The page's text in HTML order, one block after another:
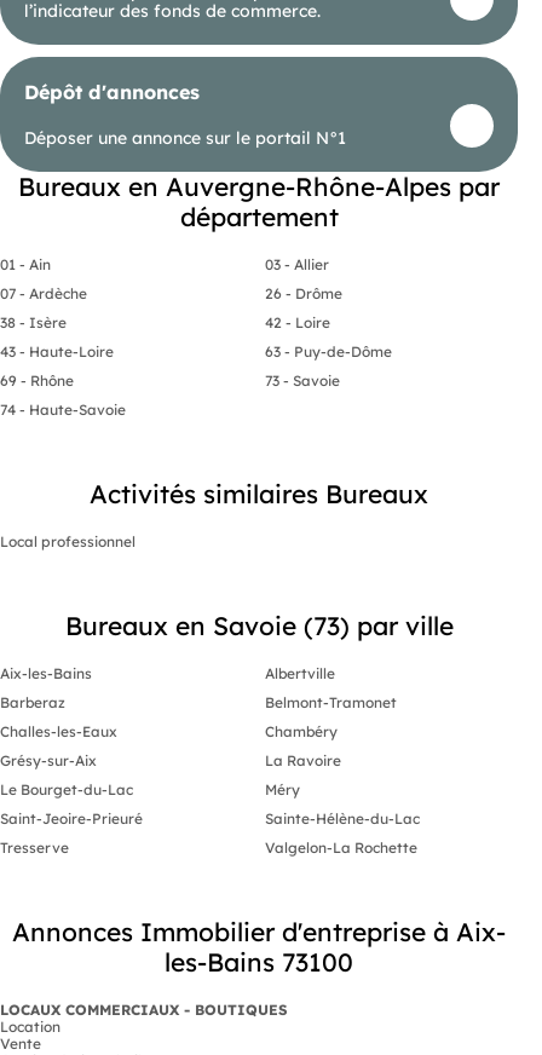
l’indicateur des fonds de commerce.
Dépôt d'annonces
Déposer une annonce sur le portail N°1
Bureaux en Auvergne-Rhône-Alpes par
département
01 - Ain
03 - Allier
07 - Ardèche
26 - Drôme
38 - Isère
42 - Loire
43 - Haute-Loire
63 - Puy-de-Dôme
69 - Rhône
73 - Savoie
74 - Haute-Savoie
Activités similaires Bureaux
Local professionnel
Bureaux en Savoie (73) par ville
Aix-les-Bains
Albertville
Barberaz
Belmont-Tramonet
Challes-les-Eaux
Chambéry
Grésy-sur-Aix
La Ravoire
Le Bourget-du-Lac
Méry
Saint-Jeoire-Prieuré
Sainte-Hélène-du-Lac
Tresserve
Valgelon-La Rochette
Annonces Immobilier d'entreprise à Aix-
les-Bains 73100
LOCAUX COMMERCIAUX - BOUTIQUES
Location
Vente